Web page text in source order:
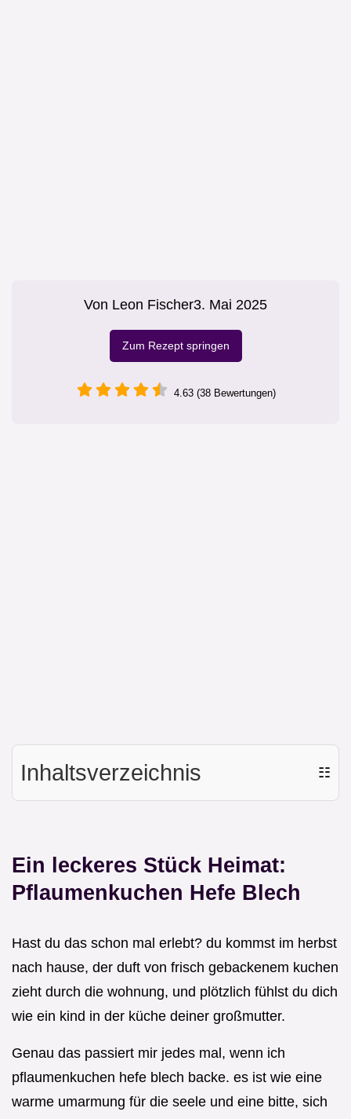
Von Leon Fischer3. Mai 2025
Zum Rezept springen
4.63 (38 Bewertungen)
Inhaltsverzeichnis ☷
Ein leckeres Stück Heimat:
Pflaumenkuchen Hefe Blech
Hast du das schon mal erlebt? du kommst im herbst
nach hause, der duft von frisch gebackenem kuchen
zieht durch die wohnung, und plötzlich fühlst du dich
wie ein kind in der küche deiner großmutter.
Genau das passiert mir jedes mal, wenn ich
pflaumenkuchen hefe blech backe. es ist wie eine
warme umarmung für die seele und eine bitte, sich